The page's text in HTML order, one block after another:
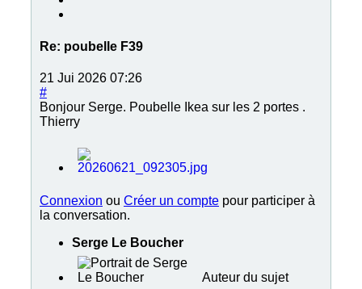
Re: poubelle F39
21 Jui 2026 07:26
#
Bonjour Serge. Poubelle Ikea sur les 2 portes .
Thierry
Connexion ou Créer un compte pour participer à
la conversation.
Serge Le Boucher
Auteur du sujet